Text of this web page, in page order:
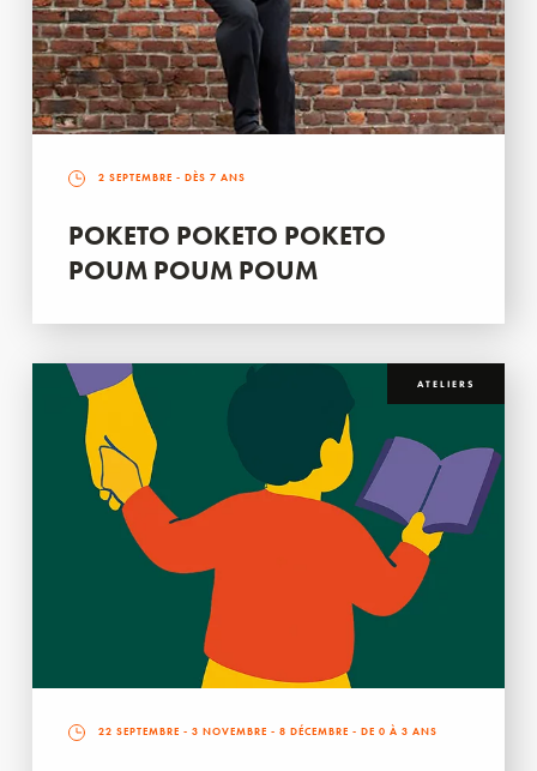
2 SEPTEMBRE - DÈS 7 ANS
POKETO POKETO POKETO
POUM POUM POUM
ATELIERS
22 SEPTEMBRE - 3 NOVEMBRE - 8 DÉCEMBRE - DE 0 À 3 ANS